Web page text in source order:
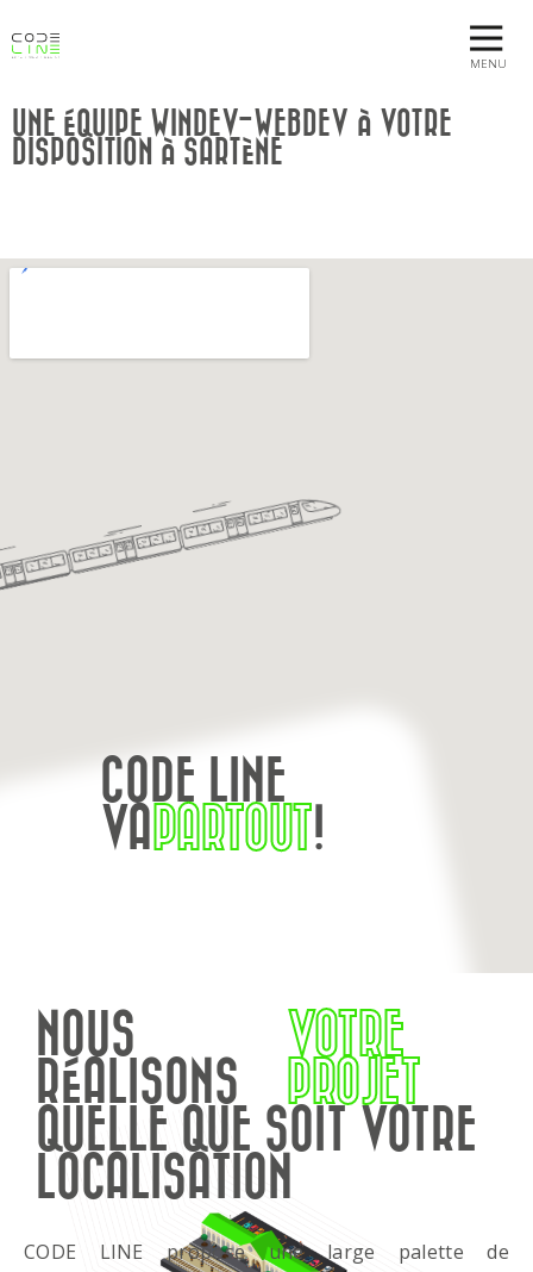
MENU
UNE ÉQUIPE WINDEV-WEBDEV À VOTRE
DISPOSITION À SARTÈNE
CODE LINE
VAPARTOUT!
NOUS
RÉALISONS
VOTRE
PROJET
QUELLE QUE SOIT VOTRE
LOCALISATION
CODE LINE propose une large palette de